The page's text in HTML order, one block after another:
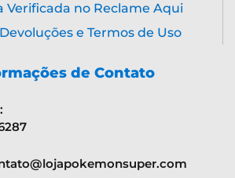
Verificada no Reclame Aqui
e Termos de Uso
de Contato